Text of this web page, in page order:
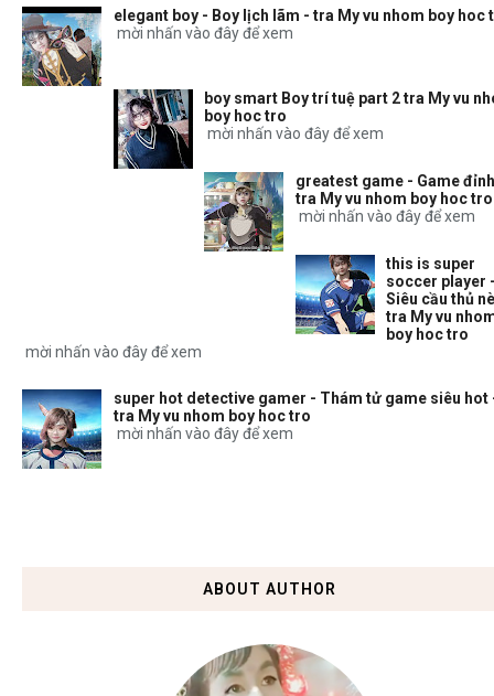
elegant boy - Boy lịch lãm - tra My vu nhom boy hoc
mời nhấn vào đây để xem
boy smart Boy trí tuệ part 2 tra My vu
boy hoc tro
mời nhấn vào đây để xem
greatest game - Game
tra My vu nhom boy hoc tro
mời nhấn vào đây để xem
this is super
soccer player
Siêu cầu thủ
tra My vu
boy hoc tro
mời nhấn vào đây để xem
super hot detective gamer - Thám tử game siêu hot
tra My vu nhom boy hoc tro
mời nhấn vào đây để xem
ABOUT AUTHOR